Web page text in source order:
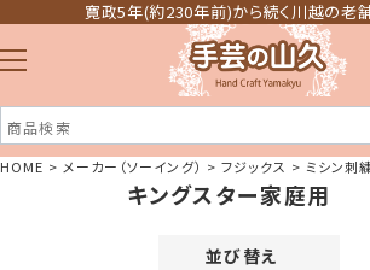
寛政5年(約230年前)から続く川越の老
注文履歴
HOME メーカー（ソーイング） フジックス ミシン刺
キングスター家庭用
並び替え